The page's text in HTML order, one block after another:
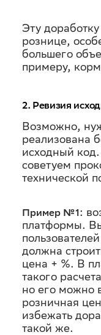
Эту
рознице,
большего
примеру,
2. Ревизия
Возможно,
реализована
исходный
советуем
технической
Пример №1:
платформы.
должна
цена + %. В
такого
но его можно
розничная
избежать
такой же.